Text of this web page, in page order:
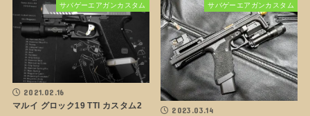
サバゲーエアガンカスタム
2021.02.16
マルイ グロック19 TTI カスタム2
サバゲーエアガンカスタム
2023.03.14